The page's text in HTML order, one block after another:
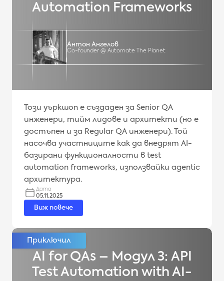
Automation Frameworks
Антон Ангелов
Co-founder @ Automate The Planet
Този уъркшоп е създаден за Senior QA
инженери, тийм лидове и архитекти (но е
достъпен и за Regular QA инженери). Той
насочва участниците как да внедрят AI-
базирани функционалности в test
automation frameworks, използвайки agentic
архитектура.
Дата
05.11.2025
Виж повече
AI for QAs – Модул 3: API
Test Automation with AI-